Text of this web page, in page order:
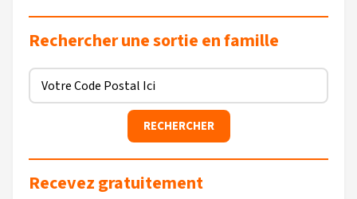
Rechercher une sortie en famille
Recevez gratuitement